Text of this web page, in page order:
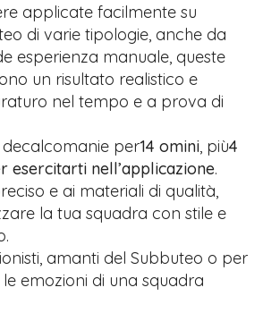
applicate facilmente su
di varie tipologie, anche da
esperienza manuale, queste
un risultato realistico e
nel tempo e a prova di
per14 omini, più4
esercitarti nell’applicazione.
e ai materiali di qualità,
la tua squadra con stile e
amanti del Subbuteo o per
emozioni di una squadra